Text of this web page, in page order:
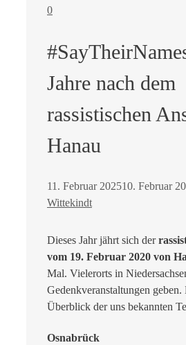
0
Jahre nach dem
rassistischen
Hanau
11. Februar 202510. Februar
Wittekindt
Dieses Jahr jährt sich der
vom 19. Februar 2020 von
Mal. Vielerorts in
Gedenkveranstaltungen geben.
Überblick der uns bekannten
Osnabrück